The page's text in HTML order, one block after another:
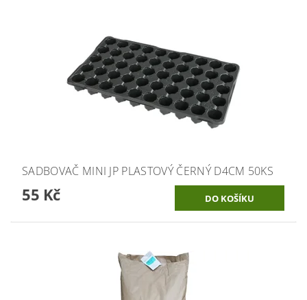
SADBOVAČ MINI JP PLASTOVÝ ČERNÝ D4CM 50KS
55 Kč